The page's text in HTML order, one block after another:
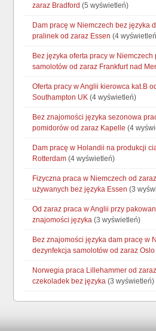
zaraz Bradford (5 wyświetleń)
Dam pracę w Niemczech bez języka
pralinek od zaraz Essen (4
Bez języka oferta pracy w Niemczech
samolotów od zaraz Frankfurt nad
Oferta pracy w Anglii kierowca kat.B
Southampton UK (4 wyświetleń)
Bez znajomości języka sezonowa
pomidorów od zaraz Kapelle (4
Dam pracę w Holandii na produkcji
Rotterdam (4 wyświetleń)
Fizyczna praca w Niemczech od
używanych bez języka Essen (3
Od zaraz praca w Anglii przy
znajomości języka (3 wyświetleń)
Bez znajomości języka dam pracę w
dezynfekcja samolotów od zaraz Oslo
Norwegia praca Lillehammer od
czekoladek bez języka (3 wyświetleń)